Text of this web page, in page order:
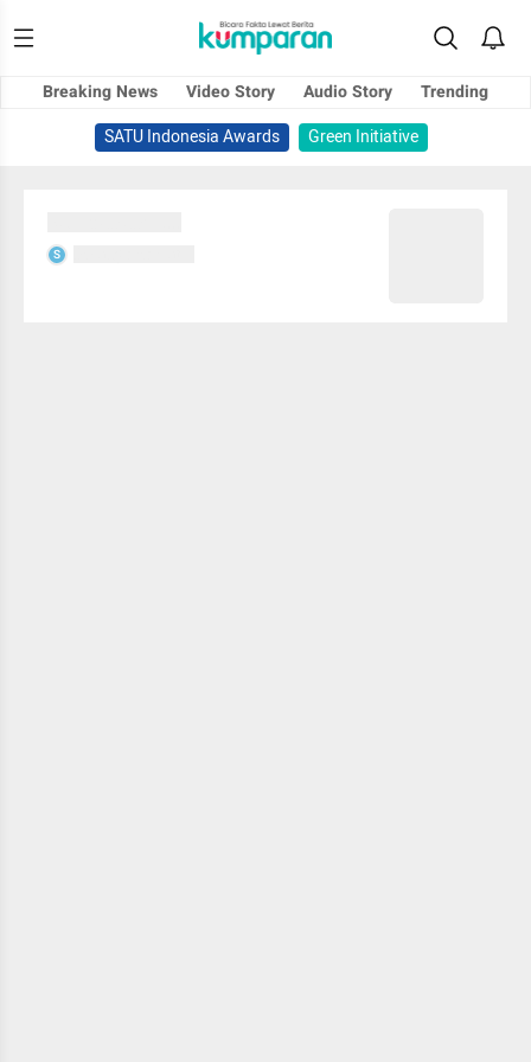
Breaking News Video Story Audio Story
Trending
SATU Indonesia Awards
Green Initiative
S